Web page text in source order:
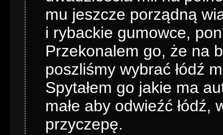
mu jeszcze porządną
i rybackie gumowce,
Przekonalem go, że na
poszliśmy wybrać łódź
Spytałem go jakie ma
małe aby odwieźć
przyczepę.